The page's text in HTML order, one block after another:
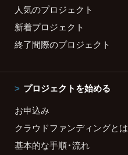
人気のプロジェクト
新着プロジェクト
終了間際のプロジェクト
プロジェクトを始める
お申込み
クラウドファンディングとは
基本的な手順・流れ